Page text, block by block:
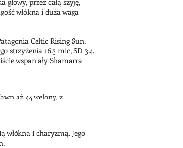
przez całą szyję,
włókna i duża waga
Celtic Rising Sun.
strzyżenia 16.3 mic, SD 3.4.
wspaniały Shamarra
aż 44 welony, z
włókna i charyzmą. Jego